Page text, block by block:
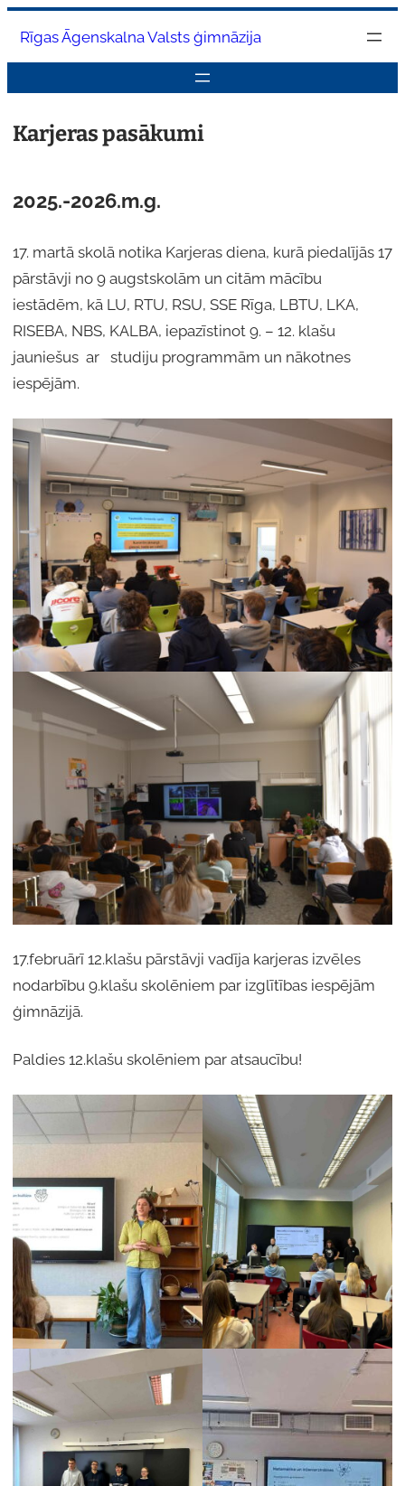
uzRīgas Āgenskalna Valsts ģimnāzija
Karjeras pasākumi
2025.-2026.m.g.
17. martā skolā notika Karjeras diena, kurā piedalījās 17
pārstāvji no 9 augstskolām un citām mācību
iestādēm, kā LU, RTU, RSU, SSE Rīga, LBTU, LKA,
RISEBA, NBS, KALBA, iepazīstinot 9. – 12. klašu
jauniešus ar studiju programmām un nākotnes
iespējām.
17.februārī 12.klašu pārstāvji vadīja karjeras izvēles
nodarbību 9.klašu skolēniem par izglītības iespējām
ģimnāzijā.
Paldies 12.klašu skolēniem par atsaucību!